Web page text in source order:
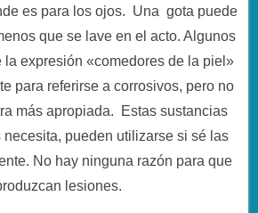
es para los ojos. Una gota puede
que se lave en el acto. Algunos
la expresión «comedores de la piel»
para referirse a corrosivos, pero no
más apropiada. Estas sustancias
pueden utilizarse si sé las
No hay ninguna razón para que
lesiones.